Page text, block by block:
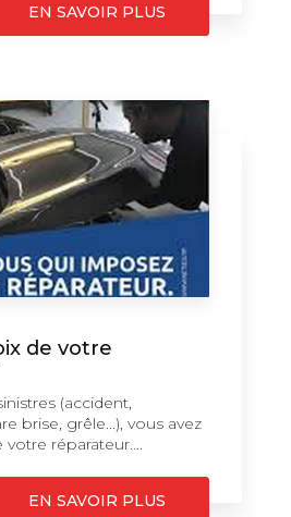
EN SAVOIR PLUS
de votre
(accident,
brise, grêle...), vous avez
réparateur....
EN SAVOIR PLUS